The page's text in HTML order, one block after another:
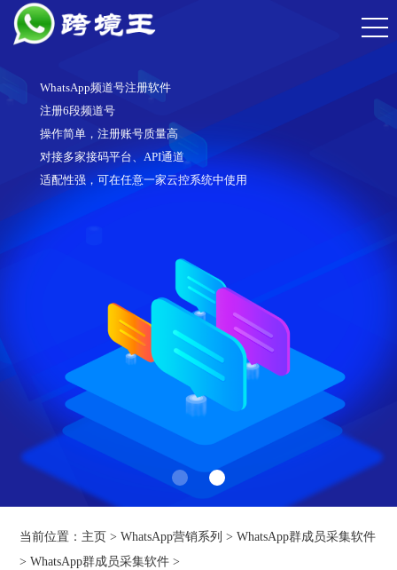
WhatsApp频道号注册软件
注册6段频道号
操作简单，注册账号质量高
对接多家接码平台、API通道
适配性强，可在任意一家云控系统中使用
当前位置： 主页 >WhatsApp营销系列 >WhatsApp群成员采集软件
>WhatsApp群成员采集软件 >